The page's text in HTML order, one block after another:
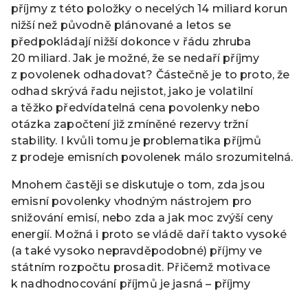
příjmy z této položky o necelých 14 miliard korun
nižší než původně plánované a letos se
předpokládají nižší dokonce v řádu zhruba
20 miliard. Jak je možné, že se nedaří příjmy
z povolenek odhadovat? Částečně je to proto, že
odhad skrývá řadu nejistot, jako je volatilní
a těžko předvídatelná cena povolenky nebo
otázka započtení již zmíněné rezervy tržní
stability. I kvůli tomu je problematika příjmů
z prodeje emisních povolenek málo srozumitelná.
Mnohem častěji se diskutuje o tom, zda jsou
emisní povolenky vhodným nástrojem pro
snižování emisí, nebo zda a jak moc zvýší ceny
energií. Možná i proto se vládě daří takto vysoké
(a také vysoko nepravděpodobné) příjmy ve
státním rozpočtu prosadit. Přičemž motivace
k nadhodnocování příjmů je jasná – příjmy